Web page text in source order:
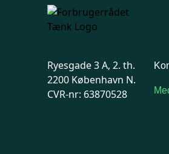
Ryesgade 3 A, 2. th.
2200 København N.
CVR-nr: 63870528